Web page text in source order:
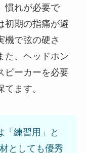
慣れが必要で
初期の指痛が避
機で弦の硬さ
た、ヘッドホン
ピーカーを必要
ます。
「練習用」と
としても優秀